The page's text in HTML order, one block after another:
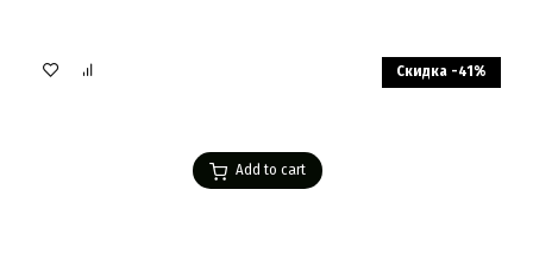
Add to cart
Скидка -41%